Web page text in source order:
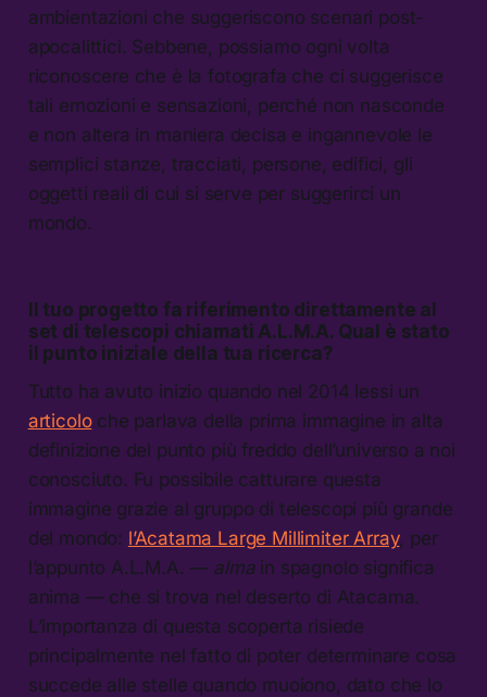
ambientazioni che suggeriscono scenari post-
apocalittici. Sebbene, possiamo ogni volta
riconoscere che è la fotografa che ci suggerisce
tali emozioni e sensazioni, perché non nasconde
e non altera in maniera decisa e ingannevole le
semplici stanze, tracciati, persone, edifici, gli
oggetti reali di cui si serve per suggerirci un
mondo.
Il tuo progetto fa riferimento direttamente al
set di telescopi chiamati A.L.M.A. Qual è stato
il punto iniziale della tua ricerca?
Tutto ha avuto inizio quando nel 2014 lessi un
articoloche parlava della prima immagine in alta
definizione del punto più freddo dell’universo a noi
conosciuto. Fu possibile catturare questa
immagine grazie al gruppo di telescopi più grande
del mondo: l’Acatama Large Millimiter Array, per
l’appunto A.L.M.A. — almain spagnolo significa
anima — che si trova nel deserto di Atacama.
L’importanza di questa scoperta risiede
principalmente nel fatto di poter determinare cosa
succede alle stelle quando muoiono, dato che lo